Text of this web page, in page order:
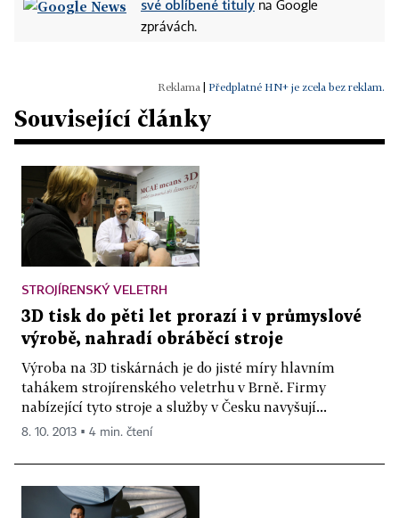
své oblíbené tituly na Google
zprávách.
Předplatné HN+ je zcela bez reklam.
Související články
STROJÍRENSKÝ VELETRH
3D tisk do pěti let prorazí i v průmyslové
výrobě, nahradí obráběcí stroje
Výroba na 3D tiskárnách je do jisté míry hlavním
tahákem strojírenského veletrhu v Brně. Firmy
nabízející tyto stroje a služby v Česku navyšují...
8. 10. 2013 ▪ 4 min. čtení